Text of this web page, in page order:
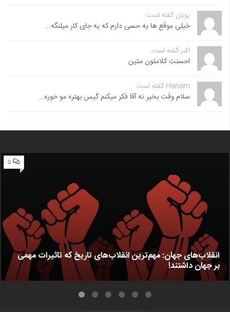
پویان گفته است:
خیلی موقع ها یه حسی دارم که یه جای کار میلنگه...
اکبر گفته است:
احسنت ‌کلامتون متین
Hanam گفته است:
سلام وقت بخیر نه آقا فکر میکنم گیس بهتره مو خوره...
۵
انقلاب‌های جهان: مهم‌ترین انقلاب‌های تاریخ که تاثیرات مهمی
بر جهان داشتند!